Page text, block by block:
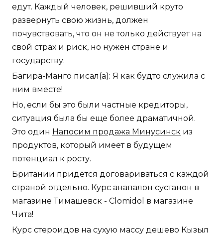
едут. Каждый человек, решивший круто
развернуть свою жизнь, должен
почувствовать, что он не только действует на
свой страх и риск, но нужен стране и
государству.
Багира-Манго писал(а): Я как будто служила с
ним вместе!
Но, если бы это были частные кредиторы,
ситуация была бы еще более драматичной.
Это один Напосим продажа Минусинск из
продуктов, который имеет в будущем
потенциал к росту.
Британии придётся договариваться с каждой
страной отдельно. Курс анапалон сустанон в
магазине Тимашевск - Clomidol в магазине
Чита!
Курс стероидов на сухую массу дешево Кызыл